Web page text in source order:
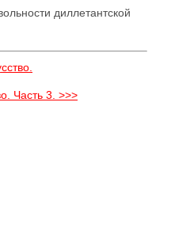
диллетантской
Часть 3. >>>